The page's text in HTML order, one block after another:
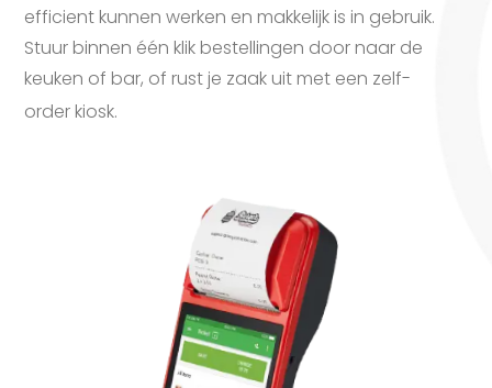
efficient kunnen werken en makkelijk is in gebruik.
Stuur binnen één klik bestellingen door naar de
keuken of bar, of rust je zaak uit met een zelf-
order kiosk.